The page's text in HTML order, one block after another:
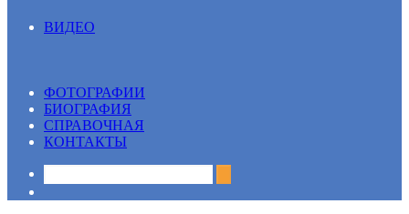
ВИДЕО
ФОТОГРАФИИ
БИОГРАФИЯ
СПРАВОЧНАЯ
КОНТАКТЫ